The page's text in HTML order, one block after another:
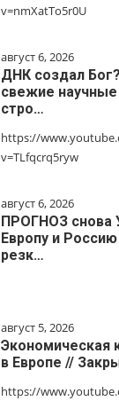
v=nmXatTo5r0U
август 6, 2026
ДНК создал
свежие
стро…
https://
v=TLfqcrq5ryw
август 6, 2026
ПРОГНОЗ снова
Европу и
резк…
август 5, 2026
Экономическая
в Европе //
https://